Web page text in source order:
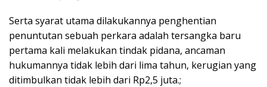
Serta syarat utama dilakukannya penghentian
penuntutan sebuah perkara adalah tersangka baru
pertama kali melakukan tindak pidana, ancaman
hukumannya tidak lebih dari lima tahun, kerugian yang
ditimbulkan tidak lebih dari Rp2,5 juta.;